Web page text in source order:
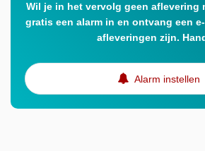
Wil je in het vervolg geen aflevering
gratis een alarm in en ontvang een
afleveringen zijn.
Alarm instellen